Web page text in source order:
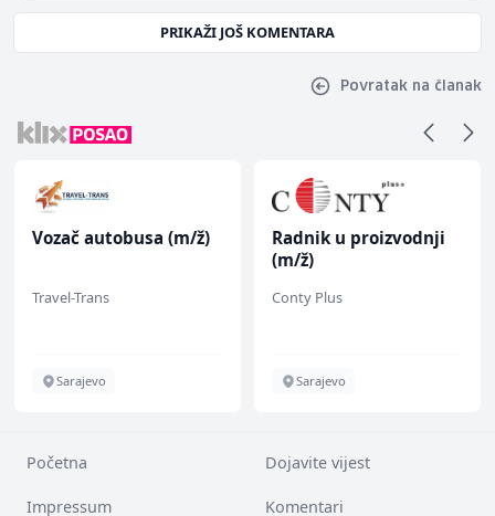
PRIKAŽI JOŠ KOMENTARA
Povratak na članak
Vozač autobusa (m/ž)
Travel-Trans
Sarajevo
Radnik u proizvodnji
(m/ž)
Conty Plus
Sarajevo
Početna Dojavite vijest
Impressum Komentari